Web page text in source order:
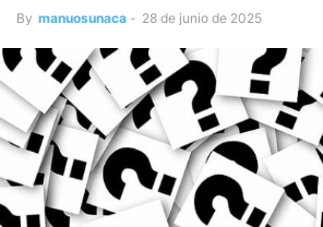
By manuosunaca - 28 de junio de 2025